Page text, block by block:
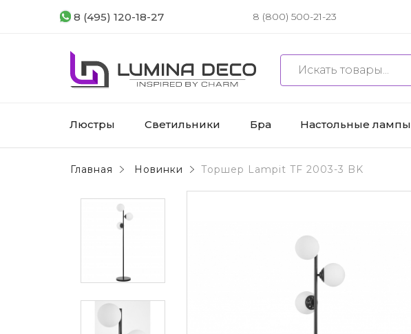
8 (495) 120-18-27 8 (800) 500-21-23
Люстры Светильники Бра Настольные лампы
Главная Новинки Торшер Lampit TF 2003-3 BK